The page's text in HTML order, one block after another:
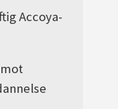
Accoya-